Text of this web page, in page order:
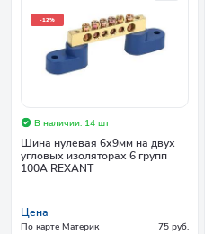
-12%
В наличии: 14 шт
Шина нулевая 6х9мм на двух
угловых изоляторах 6 групп
100А REXANT
Цена
По карте Материк
75 руб.